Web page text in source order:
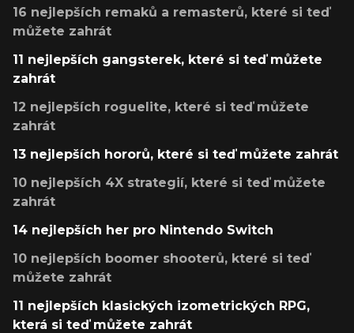
16 nejlepších remaků a remasterů, které si teď
můžete zahrát
11 nejlepších gangsterek, které si teď můžete
zahrát
12 nejlepších roguelite, které si teď můžete
zahrát
13 nejlepších hororů, které si teď můžete zahrát
10 nejlepších 4X strategií, které si teď můžete
zahrát
14 nejlepších her pro Nintendo Switch
10 nejlepších boomer shooterů, které si teď
můžete zahrát
11 nejlepších klasických izometrických RPG,
která si teď můžete zahrát